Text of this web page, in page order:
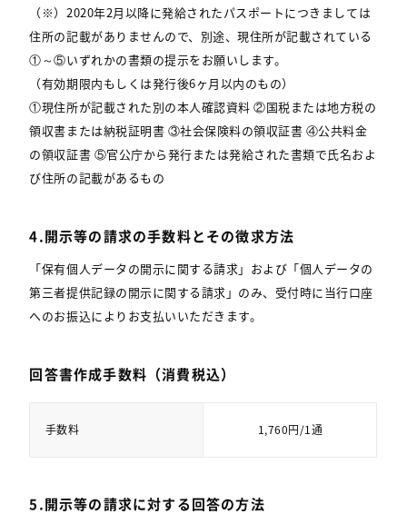
（※）2020年2月以降に発給されたパスポートにつきましては
住所の記載がありませんので、別途、現住所が記載されている
①～⑤いずれかの書類の提示をお願いします。
（有効期限内もしくは発行後6ヶ月以内のもの）
①現住所が記載された別の本人確認資料 ②国税または地方税の
領収書または納税証明書 ③社会保険料の領収証書 ④公共料金
の領収証書 ⑤官公庁から発行または発給された書類で氏名およ
び住所の記載があるもの
4.開示等の請求の手数料とその徴求方法
「保有個人データの開示に関する請求」および「個人データの
第三者提供記録の開示に関する請求」のみ、受付時に当行口座
へのお振込によりお支払いいただきます。
回答書作成手数料 （消費税込）
手数料 1,760円/1通
5.開示等の請求に対する回答の方法